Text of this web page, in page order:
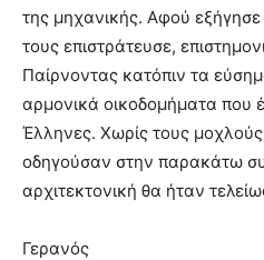
της μηχανικής. Αφού
τους επιστράτευσε,
Παίρνοντας κατόπιν τα
αρμονικά οικοδομήματα που
Έλληνες. Χωρίς τους
οδηγούσαν στην παρακάτω
αρχιτεκτονική θα ήταν
Γερανός